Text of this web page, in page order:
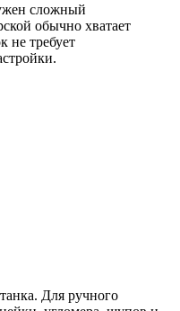
сложный
обычно хватает
не требует
Для ручного